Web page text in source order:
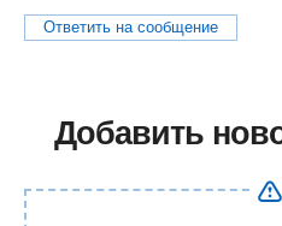
Ответить на сообщение
Добавить